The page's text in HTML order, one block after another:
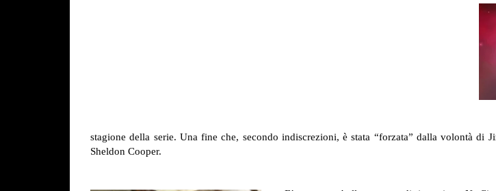
stagione della serie. Una fine che, secondo indiscrezioni, è stata “forzata” dalla volontà
Sheldon Cooper.